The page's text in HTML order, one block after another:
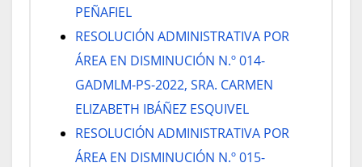
PEÑAFIEL
RESOLUCIÓN ADMINISTRATIVA POR
ÁREA EN DISMINUCIÓN N.º 014-
GADMLM-PS-2022, SRA. CARMEN
ELIZABETH IBÁÑEZ ESQUIVEL
RESOLUCIÓN ADMINISTRATIVA POR
ÁREA EN DISMINUCIÓN N.º 015-